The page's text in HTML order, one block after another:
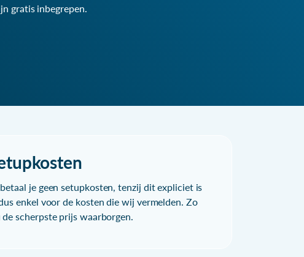
gratis inbegrepen.
je geen setupkosten, tenzij dit expliciet is
enkel voor de kosten die wij vermelden. Zo
scherpste prijs waarborgen.